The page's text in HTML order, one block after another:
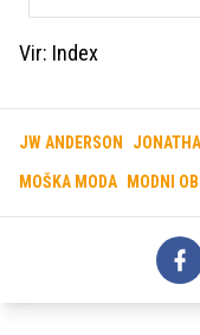
Vir: Index
JW ANDERSON
MOŠKA MODA MODNI